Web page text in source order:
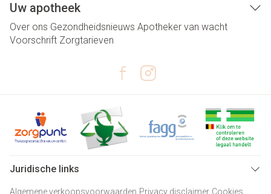
Uw apotheek
Over ons Gezondheidsnieuws Apotheker van wacht
Voorschrift Zorgtarieven
Juridische links
Algemene verkoopsvoorwaarden Privacy disclaimer Cookies